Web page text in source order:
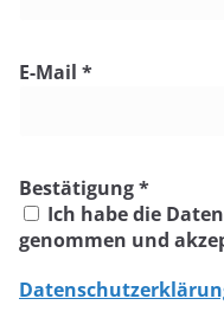
E-Mail *
Bestätigung*
Ich habe die
genommen und